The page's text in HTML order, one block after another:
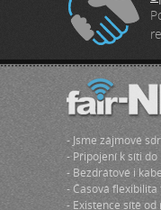
- Jsme zájmové
- Připojení k síti
- Bezdrátové i
- Časová flexibilita
- Existence sítě od